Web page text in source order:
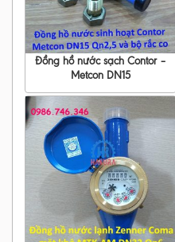
Đồng hồ nước sạch Contor –
Metcon DN15